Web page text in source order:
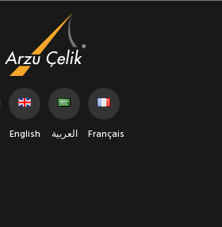
English العربية Français